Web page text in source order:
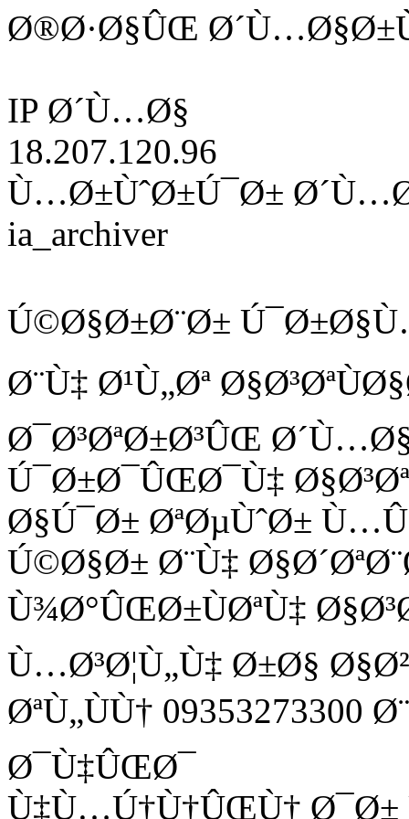
Ø®Ø·Ø§ÛŒ
IP Ø´Ù…Ø§
18.207.120.96
Ù…Ø±ÙˆØ±Ú¯Ø±
ia_archiver
Ú©Ø§Ø±Ø¨Ø±
Ø¨Ù‡ Ø¹Ù„Øª
Ø¯Ø³ØªØ±Ø³ÛŒ
Ú¯Ø±Ø¯ÛŒØ¯Ù‡ Ø§Ø³Øª
Ø§Ú¯Ø± ØªØµÙˆØ±
Ú©Ø§Ø± Ø¨Ù‡
Ù¾Ø°ÛŒØ±ÙØªÙ‡
Ù…Ø³Ø¦Ù„Ù‡ Ø±Ø§
ØªÙ„ÙÙ†
Ø¯Ù‡ÛŒØ¯
Ù‡Ù…Ú†Ù†ÛŒÙ† Ø¯Ø±